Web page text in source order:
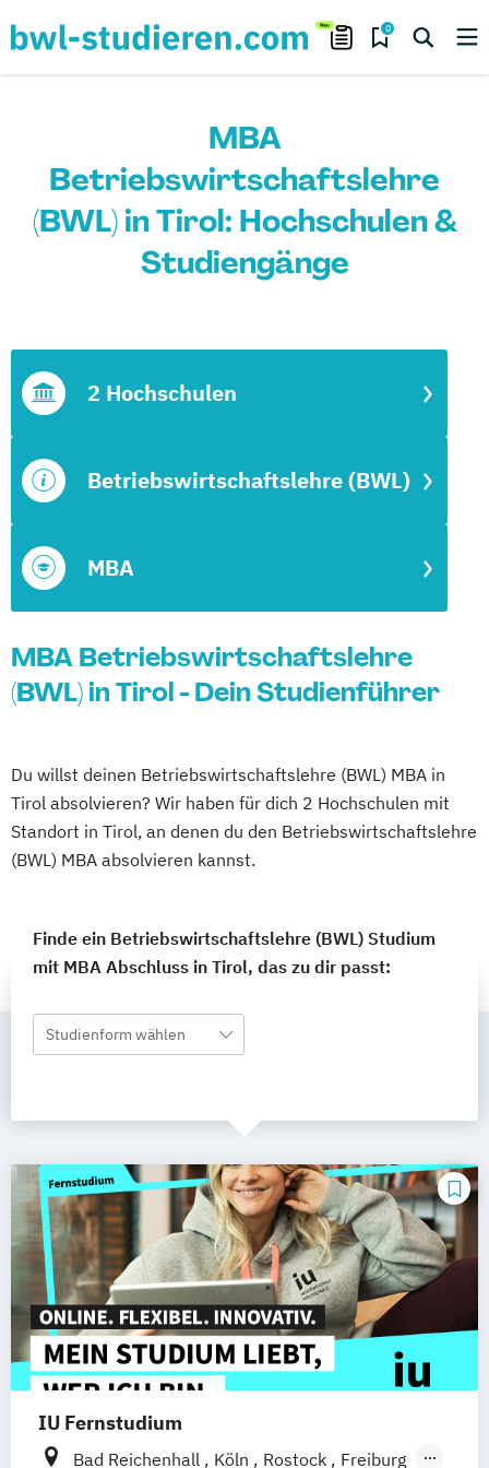
0
MBA
Betriebswirtschaftslehre
(BWL) in Tirol: Hochschulen &
Studiengänge
MBA
Betriebswirtschaftslehre (BWL)
2 Hochschulen
MBA Betriebswirtschaftslehre
(BWL) in Tirol - Dein Studienführer
Du willst deinen Betriebswirtschaftslehre (BWL) MBA in
Tirol absolvieren? Wir haben für dich 2 Hochschulen mit
Standort in Tirol, an denen du den Betriebswirtschaftslehre
(BWL) MBA absolvieren kannst.
Finde ein Betriebswirtschaftslehre (BWL) Studium
mit MBA Abschluss in Tirol, das zu dir passt:
Studienform wählen
IU Fernstudium
Bad Reichenhall Köln Rostock
Freiburg